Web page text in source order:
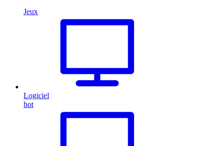
Jeux
Logiciel
hot